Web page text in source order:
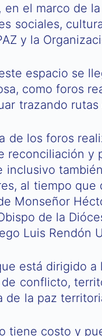
en el marco de
sociales,
y la
espacio se
como foros
trazando
de los foros
reconciliación y
inclusivo
al tiempo que
Monseñor
de la
Luis Rendón
está dirigido
de conflicto,
de la paz
tiene costo y